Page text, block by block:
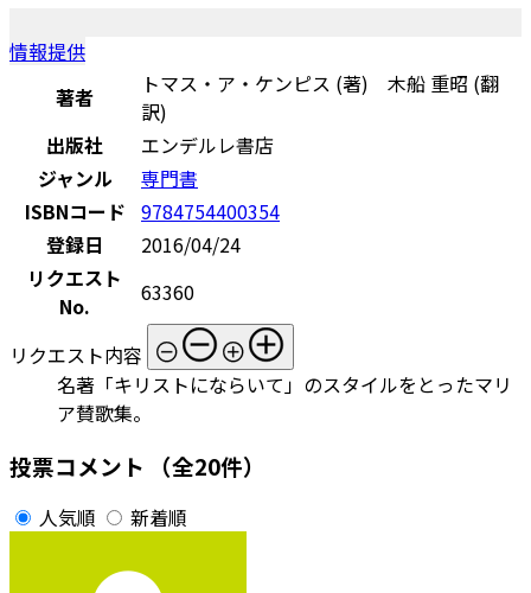
情報提供
著者
トマス・ア・ケンピス (著) 木船 重昭 (翻
訳)
出版社
エンデルレ書店
ジャンル
専門書
ISBNコード 9784754400354
登録日
2016/04/24
リクエスト
No.
63360
リクエスト内容
名著「キリストにならいて」のスタイルをとったマリ
ア賛歌集。
投票コメント （全20件）
人気順 新着順